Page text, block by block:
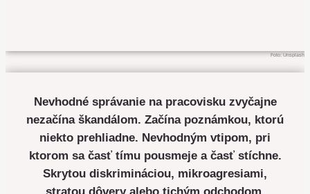
Foto: Unsplash
Nevhodné správanie na pracovisku zvyčajne
nezačína škandálom. Začína poznámkou, ktorú
niekto prehliadne. Nevhodným vtipom, pri
ktorom sa časť tímu pousmeje a časť stíchne.
Skrytou diskrimináciou, mikroagresiami,